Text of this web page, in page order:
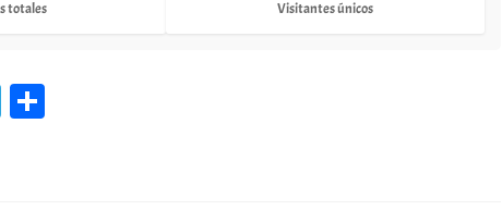
totales Visitantes únicos
Te